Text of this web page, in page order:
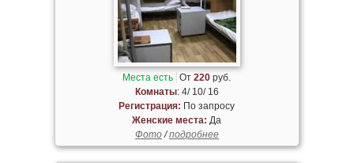
Места есть От220 руб.
Комнаты: 4/ 10/ 16
Регистрация: По запросу
Женские места: Да
Фото/подробнее